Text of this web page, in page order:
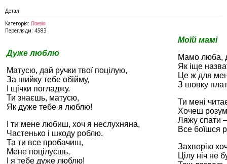
Деталі
Категорія: Поезія
Перегляди: 4583
Дуже люблю
Матусю, дай ручки твої поцілую,
За шийку тебе обійму,
І щічки погладжу.
Ти знаєшь, матусю,
Як дуже тебе я люблю!
І ти мене любиш, хоч я неслухняна,
Частенько і шкоду роблю.
Та ти все пробачиш,
Мене поцілуєшь,
І я тебе дуже люблю!
Моїй мамі
Мамо люба,
Як іще
Це ж для
З шовку
Ти мені
Хочеш
Ляжу спати
Все боїшся
Захворію
Цілу ніч не